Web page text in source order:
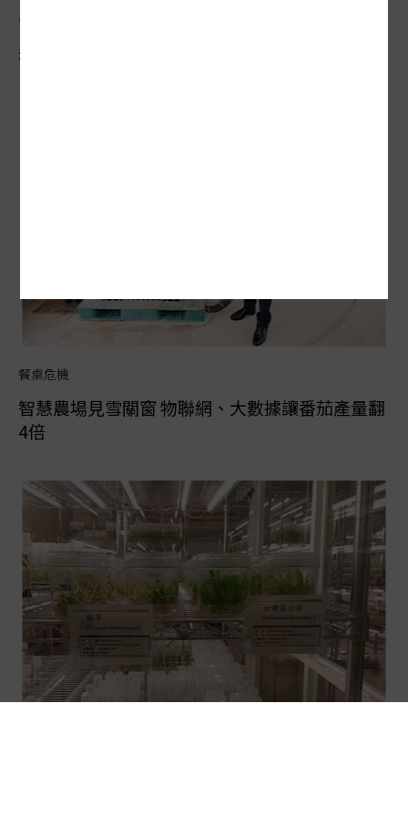
餐桌危機
科技南韓暖化沒台灣危急 農民變孔明能預言天氣
餐桌危機
智慧農場見雪關窗 物聯網、大數據讓番茄產量翻
4倍